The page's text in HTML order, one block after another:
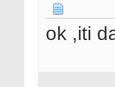
ok ,iti